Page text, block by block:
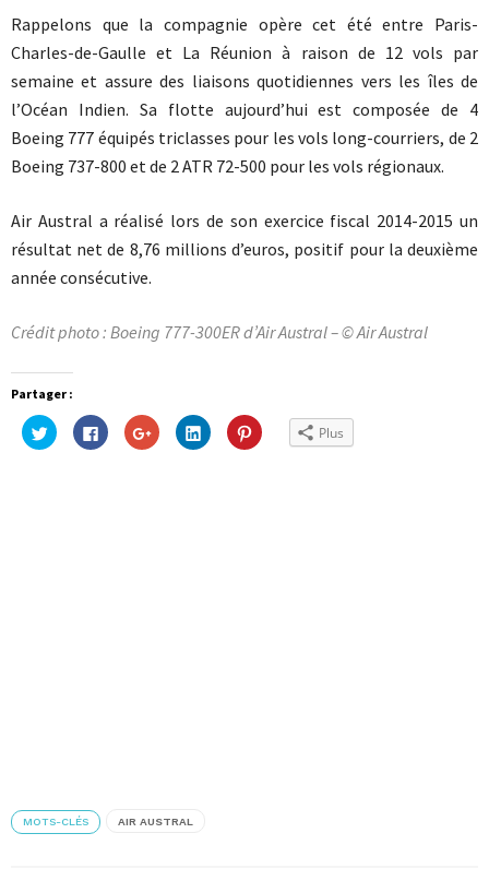
Rappelons que la compagnie opère cet été entre Paris-
Charles-de-Gaulle et La Réunion à raison de 12 vols par
semaine et assure des liaisons quotidiennes vers les îles de
l’Océan Indien. Sa flotte aujourd’hui est composée de 4
Boeing 777 équipés triclasses pour les vols long-courriers, de 2
Boeing 737-800 et de 2 ATR 72-500 pour les vols régionaux.
Air Austral a réalisé lors de son exercice fiscal 2014-2015 un
résultat net de 8,76 millions d’euros, positif pour la deuxième
année consécutive.
Crédit photo : Boeing 777-300ER d’Air Austral – © Air Austral
Partager :
Cliquez
pour
partager
Cliquez
pour
partager
Cliquez
pour
partager
Cliquez
pour
partager
Cliquez
pour Plus
MOTS-CLÉS AIR AUSTRAL